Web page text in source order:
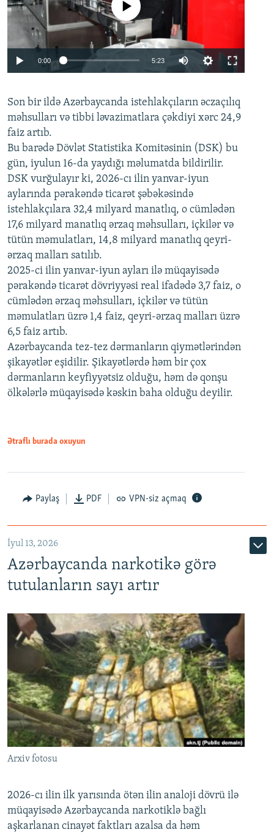
Auto 240p 360p 480p
720p 1080p
No media source currently available
0:00 5:23
360p
480p
720p
1080p
Son bir ildə Azərbaycanda istehlakçıların əczaçılıq
məhsulları və tibbi ləvazimatlara çəkdiyi xərc 24,9
faiz artıb.
Bu barədə Dövlət Statistika Komitəsinin (DSK) bu
gün, iyulun 16-da yaydığı məlumatda bildirilir.
DSK vurğulayır ki, 2026-cı ilin yanvar-iyun
aylarında pərakəndə ticarət şəbəkəsində
istehlakçılara 32,4 milyard manatlıq, o cümlədən
17,6 milyard manatlıq ərzaq məhsulları, içkilər və
tütün məmulatları, 14,8 milyard manatlıq qeyri-
ərzaq malları satılıb.
2025-ci ilin yanvar-iyun ayları ilə müqayisədə
pərakəndə ticarət dövriyyəsi real ifadədə 3,7 faiz, o
cümlədən ərzaq məhsulları, içkilər və tütün
məmulatları üzrə 1,4 faiz, qeyri-ərzaq malları üzrə
6,5 faiz artıb.
Azərbaycanda tez-tez dərmanların qiymətlərindən
şikayətlər eşidilir. Şikayətlərdə həm bir çox
dərmanların keyfiyyətsiz olduğu, həm də qonşu
ölkələrlə müqayisədə kəskin baha olduğu deyilir.
Ətraflı burada oxuyun
Paylaş PDF VPN-siz açmaq
İyul 13, 2026
Azərbaycanda narkotikə görə
tutulanların sayı artır
Arxiv fotosu
2026-cı ilin ilk yarısında ötən ilin analoji dövrü ilə
müqayisədə Azərbaycanda narkotiklə bağlı
aşkarlanan cinayət faktları azalsa da həm